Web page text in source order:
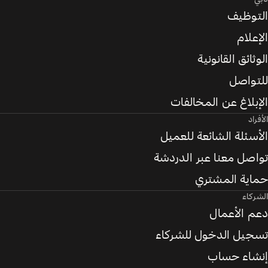
التوظيف
الإعلام
الوثائق القانونية
للتواصل
الإبلاغ عن المخالفات
الأفراد
الأسئلة الشائعة للعميل
تواصل معنا عبر الدردشة
حماية المشتري
الشركاء
دعم الأعمال
تسجيل الدخول للشركاء
إنشاء حساب